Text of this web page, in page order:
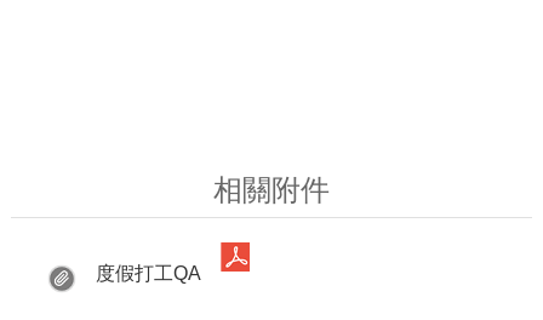
相關附件
度假打工QA